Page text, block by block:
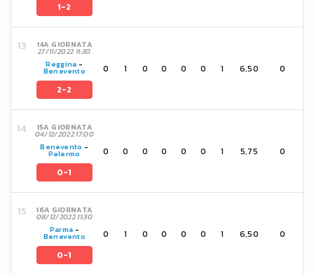
1-2
14A GIORNATA
27/11/2022 11:30
Reggina -
Benevento
2-2
0 1 0 0 0 0 1 6,50 0
15A GIORNATA
04/12/2022 17:00
Benevento -
Palermo
0-1
0 0 0 0 0 0 1 5,75 0
16A GIORNATA
08/12/2022 11:30
Parma -
Benevento
0-1
0 1 0 0 0 0 1 6,50 0